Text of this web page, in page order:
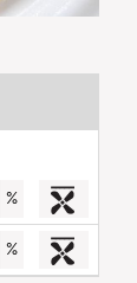
%
%